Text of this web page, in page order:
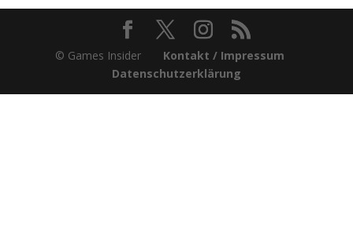
© Games Insider Kontakt / Impressum
Datenschutzerklärung